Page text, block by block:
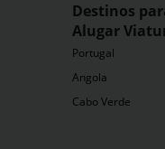
Destinos
Alugar
Portugal
Angola
Cabo Verde